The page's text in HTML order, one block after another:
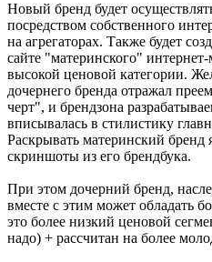
Новый бренд будет
посредством собственного
на агрегаторах. Также будет
сайте "материнского"
высокой ценовой категории.
дочернего бренда отражал
черт", и брендзона
вписывалась в стилистику
Раскрывать материнский бренд
скриншоты из его брендбука.
При этом дочерний бренд,
вместе с этим может обладать
это более низкий ценовой
надо) + рассчитан на более